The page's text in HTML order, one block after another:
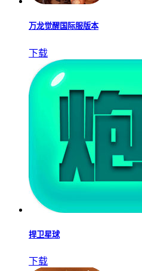
万龙觉醒国际服版本
下载
捍卫星球
下载